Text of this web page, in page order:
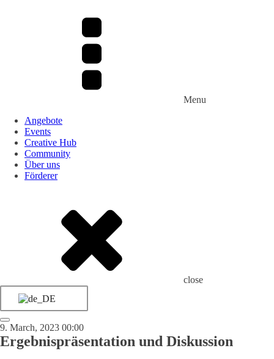
Menu
Angebote
Events
Creative Hub
Community
Über uns
Förderer
close
9. March, 2023 00:00
Ergebnispräsentation und Diskussion